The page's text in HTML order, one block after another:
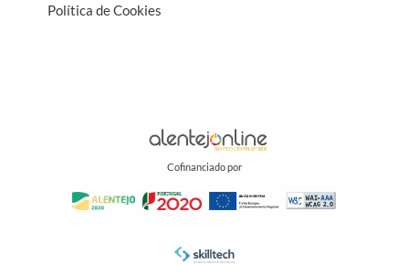
Política de Cookies
Cofinanciado por